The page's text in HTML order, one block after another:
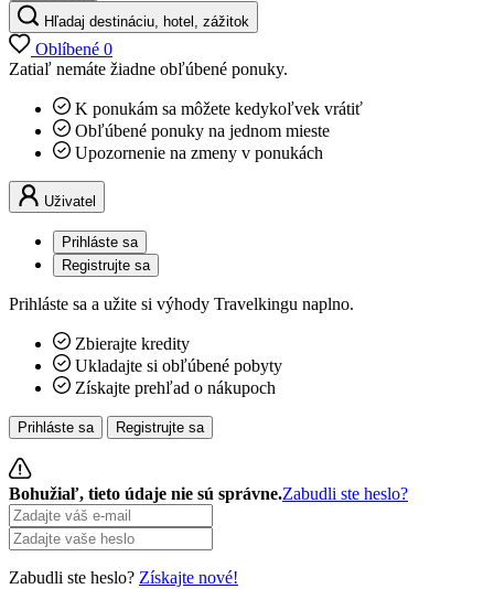
Hľadaj destináciu, hotel, zážitok
Oblíbené 0
Zatiaľ nemáte žiadne obľúbené ponuky.
K ponukám sa môžete kedykoľvek vrátiť
Obľúbené ponuky na jednom mieste
Upozornenie na zmeny v ponukách
Uživatel
Prihláste sa
Registrujte sa
Prihláste sa a užite si výhody Travelkingu naplno.
Zbierajte kredity
Ukladajte si obľúbené pobyty
Získajte prehľad o nákupoch
Prihláste sa Registrujte sa
Bohužiaľ, tieto údaje nie sú správne.Zabudli ste heslo?
Zabudli ste heslo? Získajte nové!